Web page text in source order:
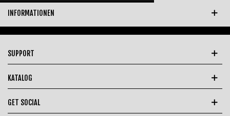
INFORMATIONEN
SUPPORT
KATALOG
GET SOCIAL